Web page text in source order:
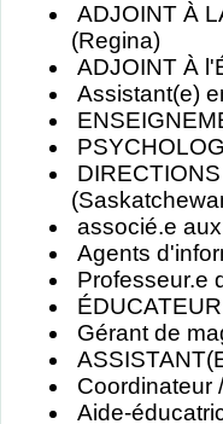
ADJOINT À
(Regina)
ADJOINT À
Assistant(e)
associé.e
Agents
Professeur.e
Gérant de
Coordinateur
Aide-